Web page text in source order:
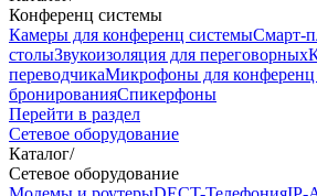
Конференц системы
Камеры для конференц системыCмарт-
столыЗвукоизоляция для переговорных
переводчикаМикрофоны для конференц
бронированияСпикерфоны
Перейти в раздел
Сетевое оборудование
Каталог/
Сетевое оборудование